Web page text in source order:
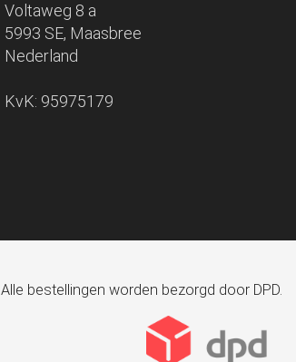
Voltaweg 8 a
5993 SE, Maasbree
Nederland
KvK: 95975179
Alle bestellingen worden bezorgd door DPD.